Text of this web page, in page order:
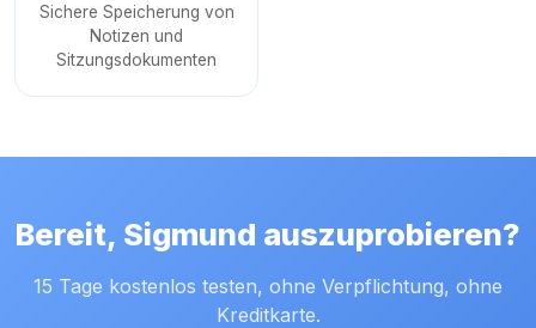
Sichere Speicherung von
Notizen und
Sitzungsdokumenten
Bereit, Sigmund auszuprobieren?
15 Tage kostenlos testen, ohne Verpflichtung, ohne
Kreditkarte.